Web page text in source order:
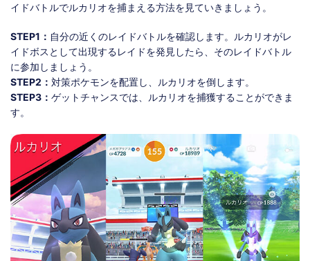
イドバトルでルカリオを捕まえる方法を見ていきましょう。
STEP1： 自分の近くのレイドバトルを確認します。ルカリオがレ
イドボスとして出現するレイドを発見したら、そのレイドバトル
に参加しましょう。
STEP2： 対策ポケモンを配置し、ルカリオを倒します。
STEP3： ゲットチャンスでは、ルカリオを捕獲することができま
す。